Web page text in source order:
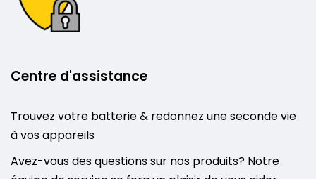
Centre d'assistance
Trouvez votre batterie & redonnez une seconde vie
à vos appareils
Avez-vous des questions sur nos produits? Notre